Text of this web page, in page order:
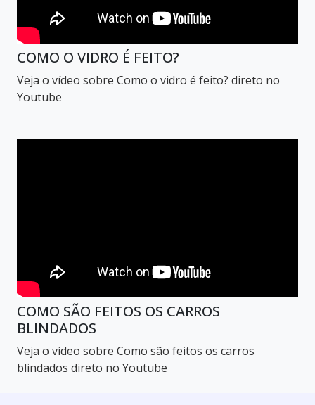
COMO O VIDRO É FEITO?
Veja o vídeo sobre Como o vidro é feito? direto no
Youtube
COMO SÃO FEITOS OS CARROS
BLINDADOS
Veja o vídeo sobre Como são feitos os carros
blindados direto no Youtube